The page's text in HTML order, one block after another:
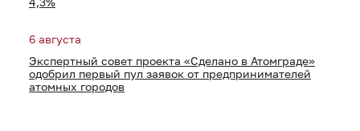
6 августа
Экспертный совет проекта «Сделано в Атомграде»
одобрил первый пул заявок от предпринимателей
атомных городов